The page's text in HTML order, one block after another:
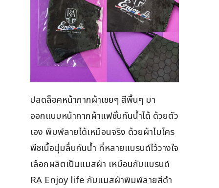
ปลดล็อคหน้ากากผ้าเชยๆ สีพื้นๆ มา
ออกแบบหน้ากากผ้าแฟชั่นกันน้ำได้ ด้วยตัว
เอง พิมพ์ลายได้เหมือนจริง ด้วยผ้าไมโคร
พีชเนื้อนุ่มลื่นกันน้ำ ที่หลายแบรนด์ไว้วางใจ
เลือกผลิตเป็นแมสผ้า เหมือนกับแบรนด์
RA Enjoy life กับแมสผ้าพิมพ์ลายสีดำ